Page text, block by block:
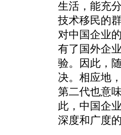
生活，能充
技术移民的
对中国企业
有了国外企
验。因此，
决。相应地
第二代也意
此，中国企
深度和广度的